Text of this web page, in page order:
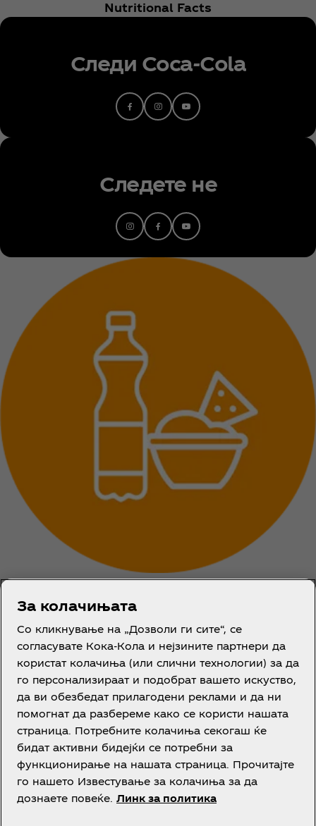
Nutritional Facts
Следи Coca‑Cola
Cледете не
Name of partner
Link to site
Известување за приватност
За колачињата
Со кликнување на „Дозволи ги сите“, се
согласувате Кока-Кола и нејзините партнери да
користат колачиња (или слични технологии) за да
го персонализираат и подобрат вашето искуство,
да ви обезбедат прилагодени реклами и да ни
помогнат да разбереме како се користи нашата
страница. Потребните колачиња секогаш ќе
бидат активни бидејќи се потребни за
функционирање на нашата страница. Прочитајте
го нашето Известување за колачиња за да
дознаете повеќе. Линк за политика